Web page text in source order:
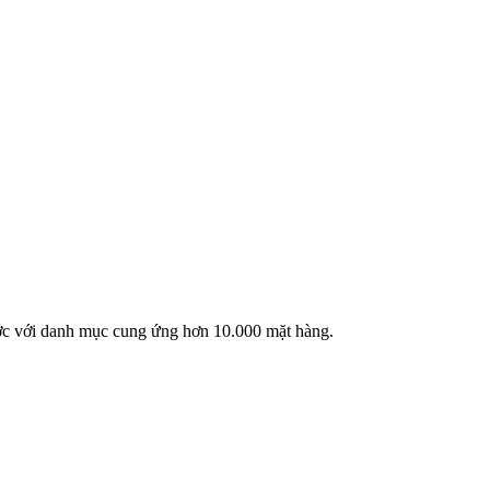
với danh mục cung ứng hơn 10.000 mặt hàng.